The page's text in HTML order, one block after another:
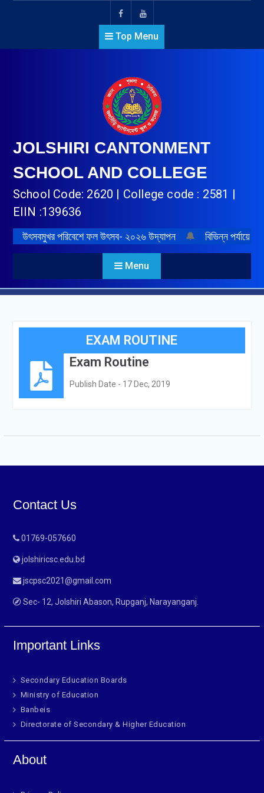
Top Menu
JOLSHIRI CANTONMENT
SCHOOL AND COLLEGE
School Code: 2620 | College code : 2581 |
EIIN :139636
উৎসবমুখর পরিবেশে ফল উৎসব- ২০২৬ উদ্‌যাপন 🔔 বিভিন্ন পর্যায়ে
Menu
EXAM ROUTINE
Exam Routine
Publish Date - 17 Dec, 2019
Contact Us
01769-057660
jolshiricsc.edu.bd
jscpsc2021@gmail.com
Sec- 12, Jolshiri Abason, Rupganj, Narayanganj.
Important Links
Secondary Education Boards
Ministry of Education
Banbeis
Directorate of Secondary & Higher Education
About